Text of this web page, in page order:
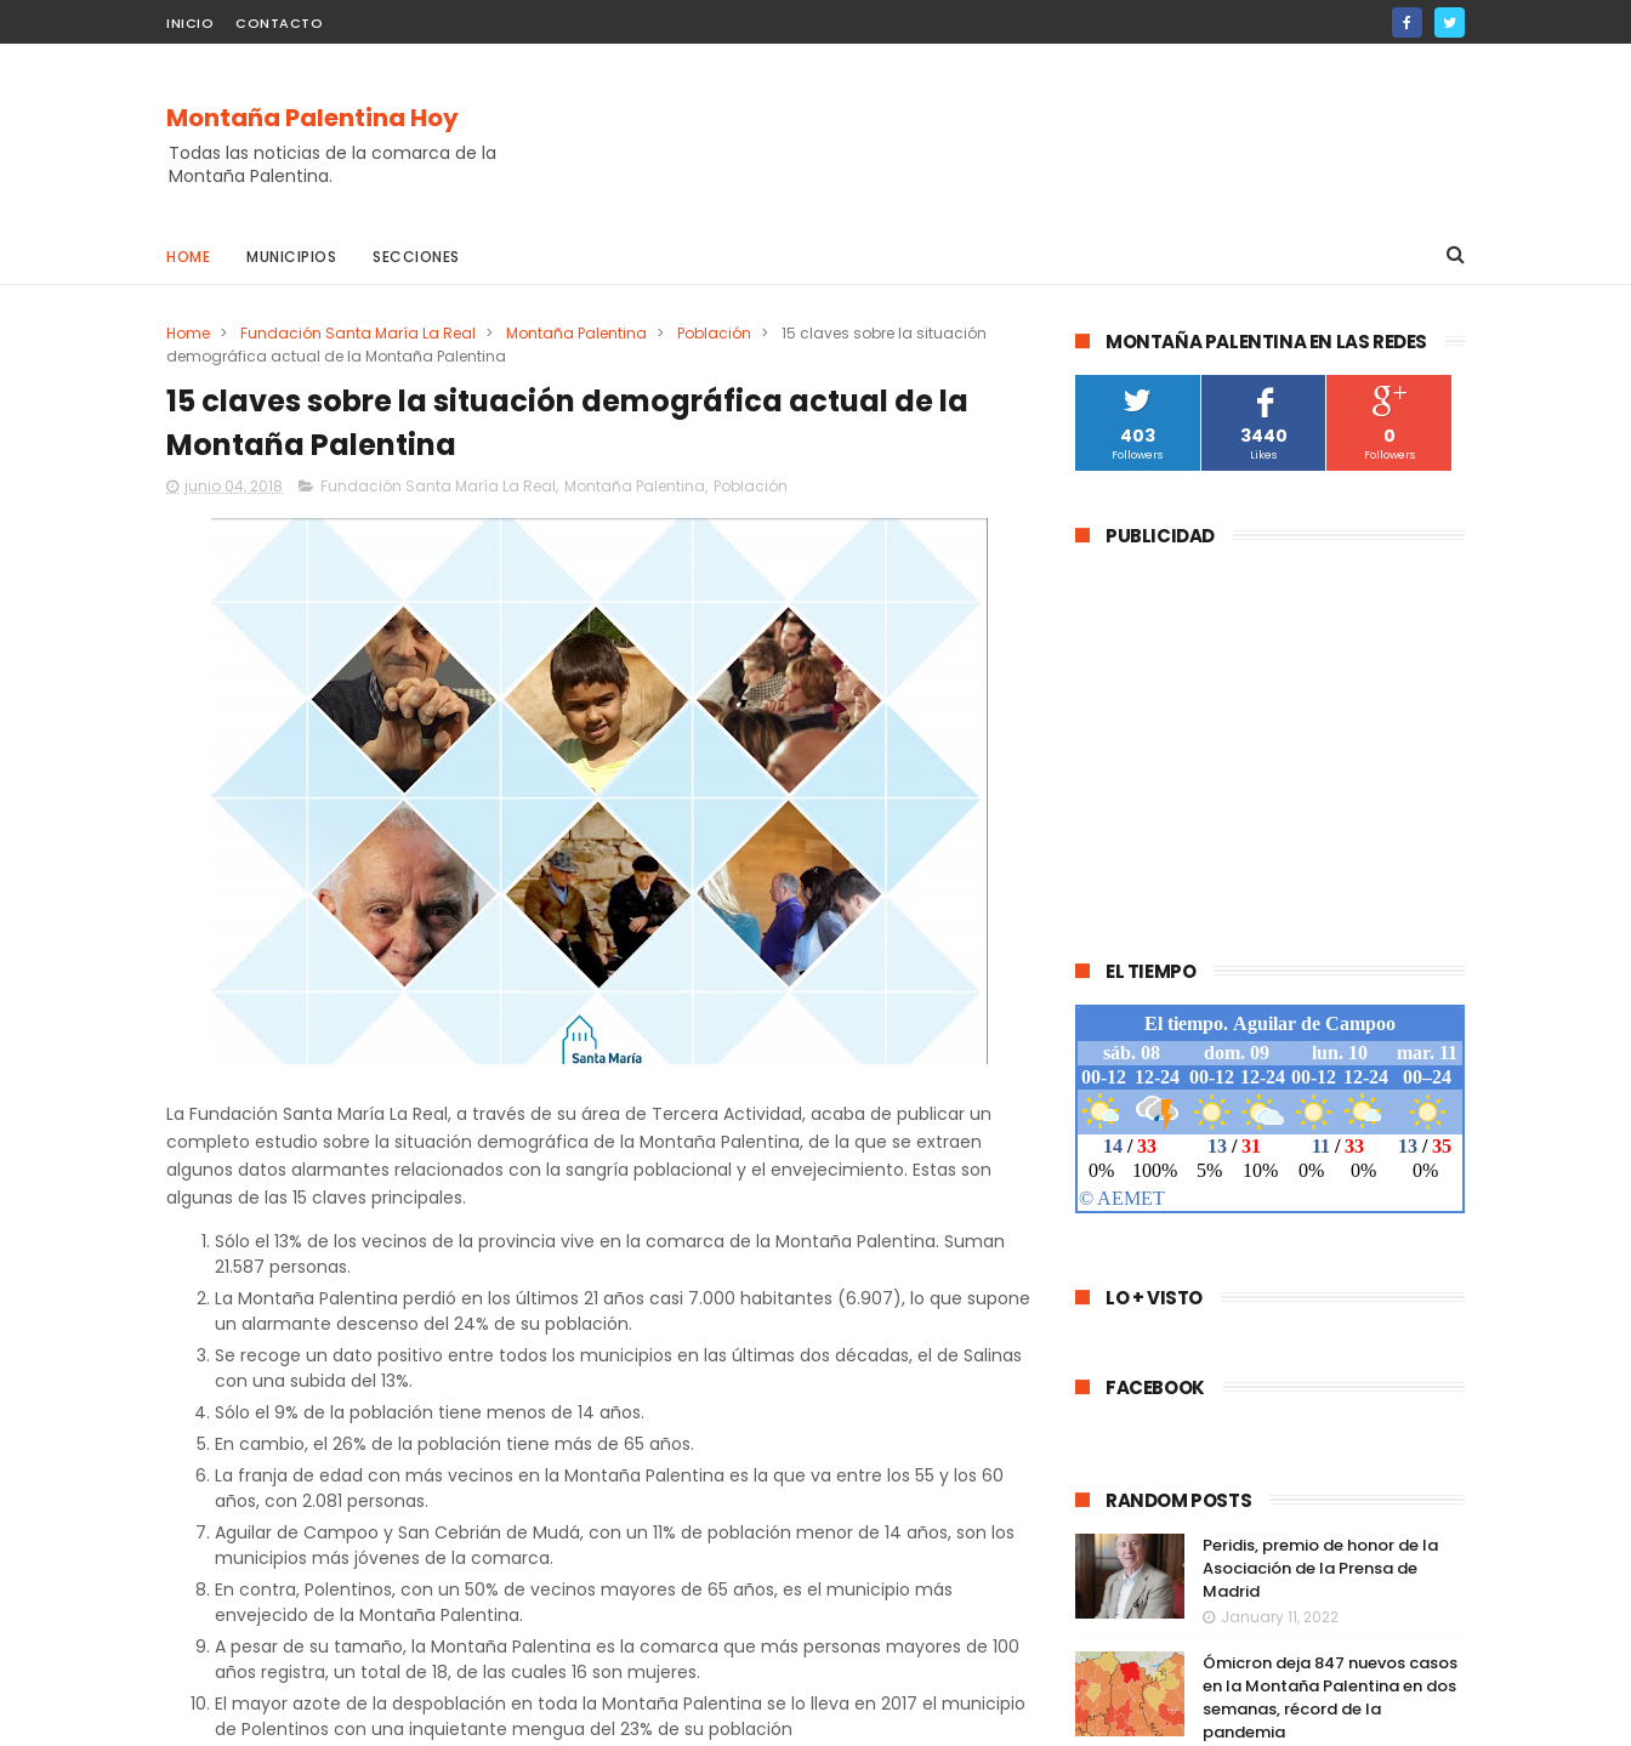
INICIO CONTACTO
Montaña Palentina Hoy
Todas las noticias de la comarca de la
Montaña Palentina.
HOME MUNICIPIOS SECCIONES
Home > Fundación Santa María La Real > Montaña Palentina > Población >
15 claves sobre la situación
demográfica actual de la Montaña Palentina
15 claves sobre la situación demográfica actual de la
Montaña Palentina
junio 04, 2018 Fundación Santa María La Real, Montaña Palentina, Población
La Fundación Santa María La Real, a través de su área de Tercera Actividad, acaba de publicar un
completo estudio sobre la situación demográfica de la Montaña Palentina, de la que se extraen
algunos datos alarmantes relacionados con la sangría poblacional y el envejecimiento. Estas son
algunas de las 15 claves principales.
Sólo el 13% de los vecinos de la provincia vive en la comarca de la Montaña Palentina. Suman
21.587 personas.
La Montaña Palentina perdió en los últimos 21 años casi 7.000 habitantes (6.907), lo que supone
un alarmante descenso del 24% de su población.
Se recoge un dato positivo entre todos los municipios en las últimas dos décadas, el de Salinas
con una subida del 13%.
Sólo el 9% de la población tiene menos de 14 años.
En cambio, el 26% de la población tiene más de 65 años.
La franja de edad con más vecinos en la Montaña Palentina es la que va entre los 55 y los 60
años, con 2.081 personas.
Aguilar de Campoo y San Cebrián de Mudá, con un 11% de población menor de 14 años, son los
municipios más jóvenes de la comarca.
En contra, Polentinos, con un 50% de vecinos mayores de 65 años, es el municipio más
envejecido de la Montaña Palentina.
A pesar de su tamaño, la Montaña Palentina es la comarca que más personas mayores de 100
años registra, un total de 18, de las cuales 16 son mujeres.
El mayor azote de la despoblación en toda la Montaña Palentina se lo lleva en 2017 el municipio
de Polentinos con una inquietante mengua del 23% de su población
MONTAÑA PALENTINA EN LAS REDES
403
Followers
3440
Likes
0
Followers
PUBLICIDAD
EL TIEMPO
LO + VISTO
FACEBOOK
RANDOM POSTS
Peridis, premio de honor de la
Asociación de la Prensa de
Madrid
January 11, 2022
Ómicron deja 847 nuevos casos
en la Montaña Palentina en dos
semanas, récord de la
pandemia